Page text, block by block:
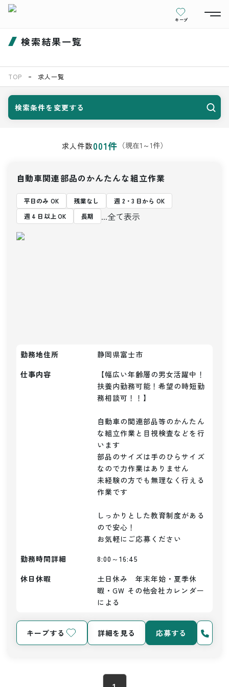
キープ
検索結果一覧
TOP 求人一覧
検索条件を変更する
求人件数001件 （現在1 ～1件）
自動車関連部品のかんたんな組立作業
平日のみ OK 残業なし
週 2・3 日から OK
週 4 日以上 OK
長期 ...全て表示
勤務地住所
静岡県富士市
仕事内容
【幅広い年齢層の男女活躍中！
扶養内勤務可能！希望の時短勤
務相談可！！】
自動車の関連部品等のかんたん
な組立作業と目視検査などを行
います
部品のサイズは手のひらサイズ
なので力作業はありません
未経験の方でも無理なく行える
作業です
しっかりとした教育制度がある
ので安心！
お気軽にご応募ください
勤務時間詳細
8:00～16:45
休日休暇
土日休み　年末年始・夏季休
暇・GW その他会社カレンダー
による
キープする 詳細を見る 応募する